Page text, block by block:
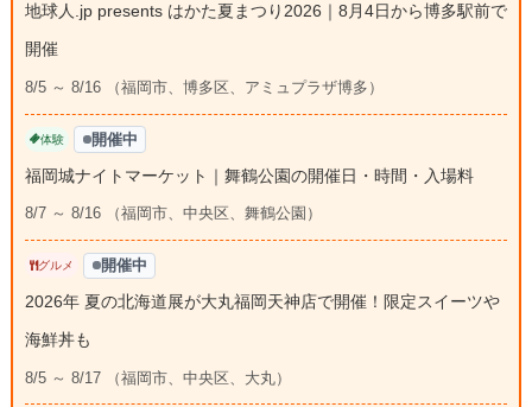
地球人.jp presents はかた夏まつり2026｜8月4日から博多駅前で
開催
8/5 ～ 8/16 （福岡市、博多区、アミュプラザ博多）
体験 開催中
福岡城ナイトマーケット｜舞鶴公園の開催日・時間・入場料
8/7 ～ 8/16 （福岡市、中央区、舞鶴公園）
グルメ 開催中
2026年 夏の北海道展が大丸福岡天神店で開催！限定スイーツや
海鮮丼も
8/5 ～ 8/17 （福岡市、中央区、大丸）